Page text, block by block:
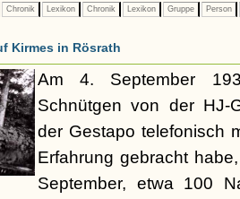
Chronik Lexikon Chronik Lexikon Gruppe Person
Kirmes in Rösrath
Am 4. September
Schnütgen von der HJ-
der Gestapo telefonisch
Erfahrung gebracht
September, etwa 100